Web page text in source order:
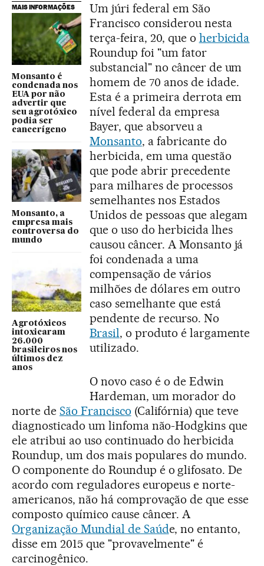
MAIS INFORMAÇÕES
Monsanto é
condenada nos
EUA por não
advertir que
seu agrotóxico
podia ser
cancerígeno
Monsanto, a
empresa mais
controversa do
mundo
Agrotóxicos
intoxicaram
26.000
brasileiros nos
últimos dez
anos
Um júri federal em São
Francisco considerou nesta
terça-feira, 20, que o herbicida
Roundup foi "um fator
substancial" no câncer de um
homem de 70 anos de idade.
Esta é a primeira derrota em
nível federal da empresa
Bayer, que absorveu a
Monsanto, a fabricante do
herbicida, em uma questão
que pode abrir precedente
para milhares de processos
semelhantes nos Estados
Unidos de pessoas que alegam
que o uso do herbicida lhes
causou câncer. A Monsanto já
foi condenada a uma
compensação de vários
milhões de dólares em outro
caso semelhante que está
pendente de recurso. No
Brasil, o produto é largamente
utilizado.
O novo caso é o de Edwin
Hardeman, um morador do
norte de São Francisco (Califórnia) que teve
diagnosticado um linfoma não-Hodgkins que
ele atribui ao uso continuado do herbicida
Roundup, um dos mais populares do mundo.
O componente do Roundup é o glifosato. De
acordo com reguladores europeus e norte-
americanos, não há comprovação de que esse
composto químico cause câncer. A
Organização Mundial de Saúde, no entanto,
disse em 2015 que "provavelmente" é
carcinogênico.